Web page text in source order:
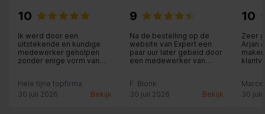
10
Ik werd door een
uitstekende en kundige
medewerker geholpen
zonder enige vorm van
wel uitleg over het ene of
andere apparaat, de
Hele fijne topfirma
30 juli 2026
Bekijk
9
Na de bestelling op de
website van Expert een
paar uur later gebeld door
een medewerker van
spreken. Deze bezorging
kwam op tijd en werd
F. Blonk
30 juli 2026
Bekijk
10
Zeer
Arjan
30 juli